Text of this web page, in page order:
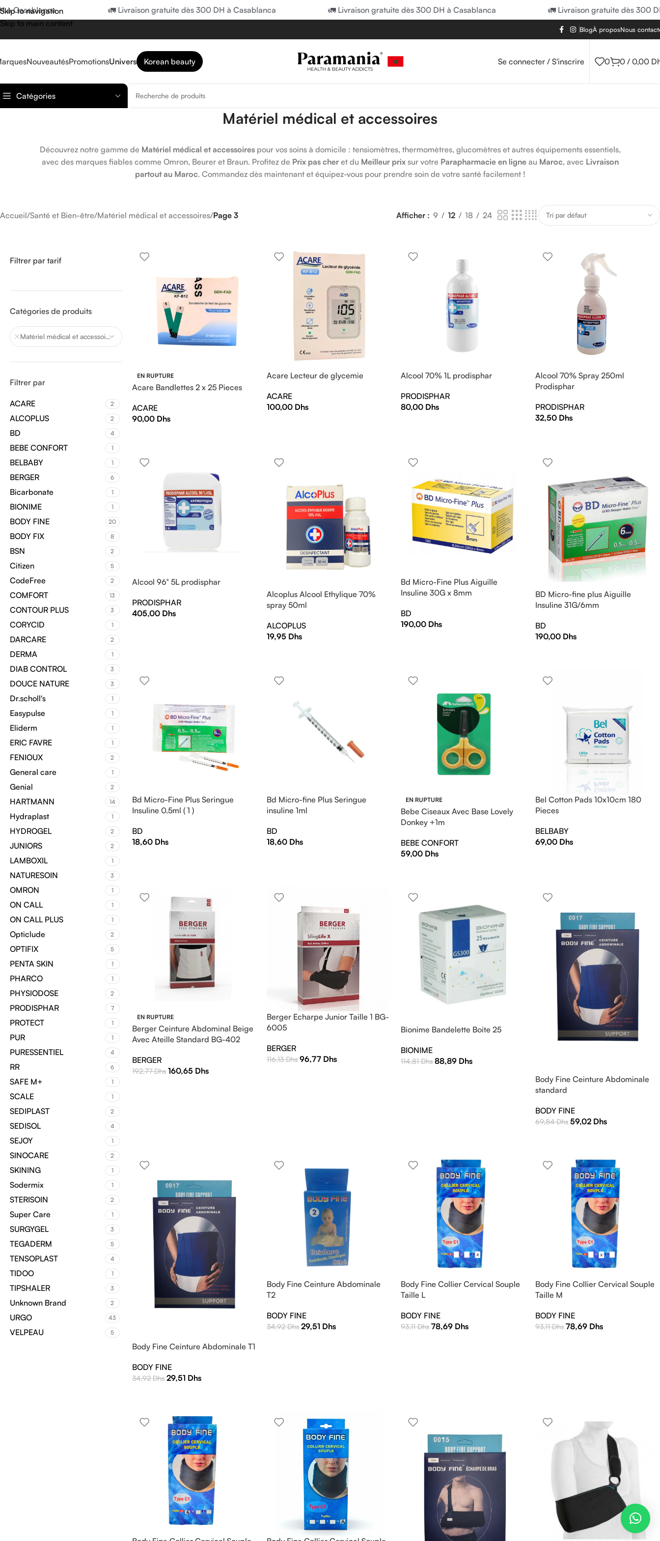
Skip to navigation
Skip to main content
🚛 Livraison gratuite dès 300 DH à Casablanca 🚛 Livraison gratuite dès 300 DH à Casablanca 🚛 Livraison gratuite dès 300 DH
BlogÀ proposNous
NouveautésPromotionsUnivers Korean beauty Se connecter / S'inscrire 0 0 / 0,00
Catégories
Matériel médical et accessoires
Découvrez notre gamme de Matériel médical et accessoirespour vos soins à domicile : tensiomètres, thermomètres, glucomètres et autres équipements essentiels,
avec des marques fiables comme Omron, Beurer et Braun. Profitez de Prix pas cheret du Meilleur prixsur votre Parapharmacie en ligneau Maroc, avec Livraison
partout au Maroc. Commandez dès maintenant et équipez-vous pour prendre soin de votre santé facilement !
Accueil/Santé et Bien-être/Matériel médical et accessoires/Page 3 Afficher 9 12 18 24
Filtrer par tarif
Catégories de produits
Matériel médical et accessoires
Filtrer par
ACARE 2
ALCOPLUS 2
BD 4
BEBE CONFORT 1
BELBABY 1
BERGER 6
Bicarbonate 1
BIONIME 1
BODY FINE 20
BODY FIX 8
BSN 2
Citizen 5
CodeFree 2
COMFORT 13
CONTOUR PLUS 3
CORYCID 1
DARCARE 2
DERMA 1
DIAB CONTROL 3
DOUCE NATURE 3
Dr.scholl's 1
Easypulse 1
Eliderm 1
ERIC FAVRE 1
FENIOUX 2
General care 1
Genial 2
HARTMANN 14
Hydraplast 1
HYDROGEL 2
JUNIORS 2
LAMBOXIL 1
NATURESOIN 3
OMRON 1
ON CALL 1
ON CALL PLUS 1
Opticlude 2
OPTIFIX 5
PENTA SKIN 1
PHARCO 1
PHYSIODOSE 2
PRODISPHAR 7
PROTECT 1
PUR 1
PURESSENTIEL 4
RR 6
SAFE M+ 1
SCALE 1
SEDIPLAST 2
SEDISOL 4
SEJOY 1
SINOCARE 2
SKINING 1
Sodermix 1
STERISOIN 2
Super Care 1
SURGYGEL 3
TEGADERM 5
TENSOPLAST 4
TIDOO 1
TIPSHALER 3
Unknown Brand 2
URGO 43
VELPEAU 5
EN RUPTURE
Acare Bandlettes 2 x 25 Pieces
ACARE
90,00 Dhs
Acare Lecteur de glycemie
ACARE
100,00 Dhs
Alcool 70% 1L prodisphar
PRODISPHAR
80,00 Dhs
Alcool 70% Spray 250ml
Prodisphar
PRODISPHAR
32,50 Dhs
Alcool 96° 5L prodisphar
PRODISPHAR
405,00 Dhs
Alcoplus Alcool Ethylique 70%
spray 50ml
ALCOPLUS
19,95 Dhs
Bd Micro-Fine Plus Aiguille
Insuline 30G x 8mm
BD
190,00 Dhs
BD Micro-fine plus Aiguille
Insuline 31G/6mm
BD
190,00 Dhs
Bd Micro-Fine Plus Seringue
Insuline 0.5ml ( 1 )
BD
18,60 Dhs
Bd Micro-fine Plus Seringue
insuline 1ml
BD
18,60 Dhs
EN RUPTURE
Bebe Ciseaux Avec Base Lovely
Donkey +1m
BEBE CONFORT
59,00 Dhs
Bel Cotton Pads 10x10cm 180
Pieces
BELBABY
69,00 Dhs
EN RUPTURE
Berger Ceinture Abdominal Beige
Avec Ateille Standard BG-402
BERGER
192,77Dhs 160,65 Dhs
Berger Echarpe Junior Taille 1 BG-
6005
BERGER
116,13Dhs 96,77 Dhs
Bionime Bandelette Boite 25
BIONIME
114,81Dhs 88,89 Dhs
Body Fine Ceinture Abdominale
standard
BODY FINE
69,84Dhs 59,02 Dhs
Body Fine Ceinture Abdominale T1
BODY FINE
34,92Dhs 29,51 Dhs
Body Fine Ceinture Abdominale
T2
BODY FINE
34,92Dhs 29,51 Dhs
Body Fine Collier Cervical Souple
Taille L
BODY FINE
93,11Dhs 78,69 Dhs
Body Fine Collier Cervical Souple
Taille M
BODY FINE
93,11Dhs 78,69 Dhs